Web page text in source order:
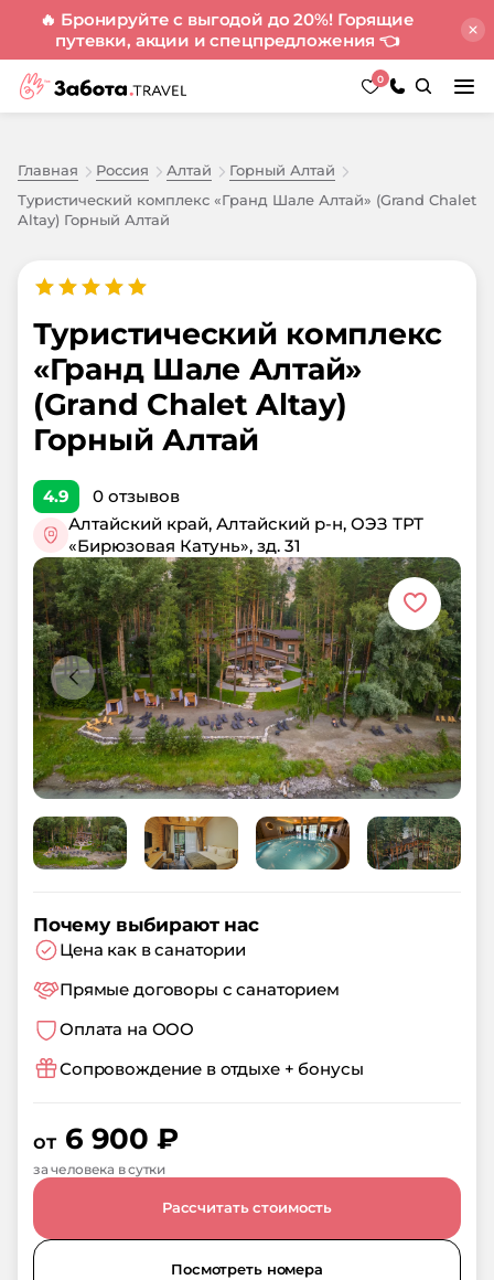
🔥 Бронируйте с выгодой до 20%! Горящие
путевки, акции и спецпредложения 👈
0
Главная Россия Алтай
Горный Алтай
Туристический комплекс «Гранд Шале Алтай» (Grand Chalet
Altay) Горный Алтай
Туристический комплекс
«Гранд Шале Алтай»
(Grand Chalet Altay)
Горный Алтай
4.9 0 отзывов
Алтайский край, Алтайский р-н, ОЭЗ ТРТ
«Бирюзовая Катунь», зд. 31
Почему выбирают нас
Цена как в санатории
Прямые договоры с санаторием
Оплата на ООО
Сопровождение в отдыхе + бонусы
от 6 900 ₽
за человека в сутки
Рассчитать стоимость
Посмотреть номера